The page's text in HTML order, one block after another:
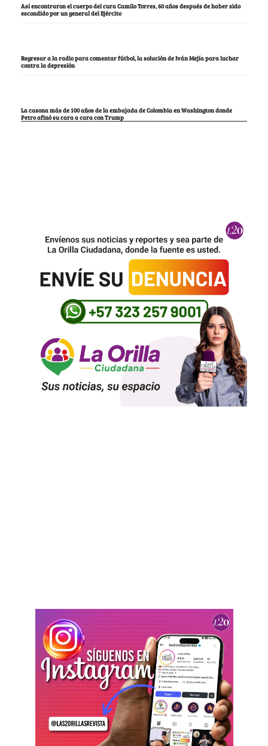
Así encontraron el cuerpo del cura Camilo Torres, 60 años después de haber sido
escondido por un general del Ejército
Regresar a la radio para comentar fútbol, la solución de Iván Mejía para luchar
contra la depresión
La casona más de 100 años de la embajada de Colombia en Washington donde
Petro afinó su cara a cara con Trump